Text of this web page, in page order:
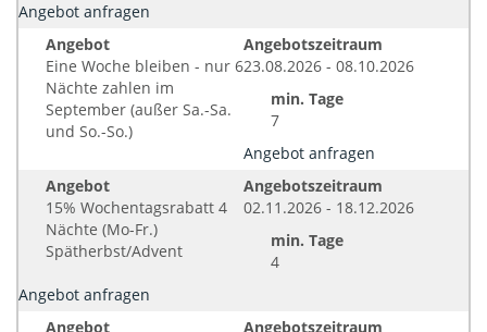
Angebot anfragen
Angebot
Eine Woche bleiben - nur 6
Nächte zahlen im
September (außer Sa.-Sa.
und So.-So.)
Angebotszeitraum
23.08.2026 - 08.10.2026
min. Tage
7
Angebot anfragen
Angebot
15% Wochentagsrabatt 4
Nächte (Mo-Fr.)
Spätherbst/Advent
Angebotszeitraum
02.11.2026 - 18.12.2026
min. Tage
4
Angebot anfragen
Angebot
Angebotszeitraum